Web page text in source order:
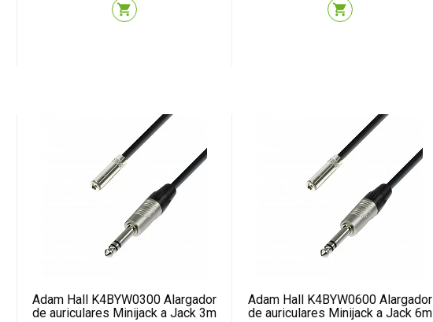
shopping_cart shopping_cart
Adam Hall K4BYW0300 Alargador
de auriculares Minijack a Jack 3m
Adam Hall K4BYW0600 Alargador
de auriculares Minijack a Jack 6m